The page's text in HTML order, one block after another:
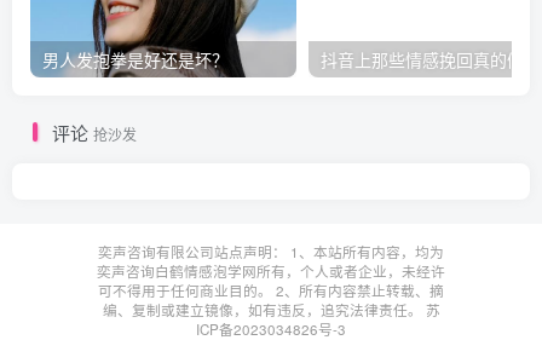
男人发抱拳是好还是坏？ 抖音上那些情感挽回真的假的
评论 抢沙发
奕声咨询有限公司站点声明： 1、本站所有内容，均为
奕声咨询白鹤情感泡学网所有，个人或者企业，未经许
可不得用于任何商业目的。 2、所有内容禁止转载、摘
编、复制或建立镜像，如有违反，追究法律责任。 苏
ICP备2023034826号-3